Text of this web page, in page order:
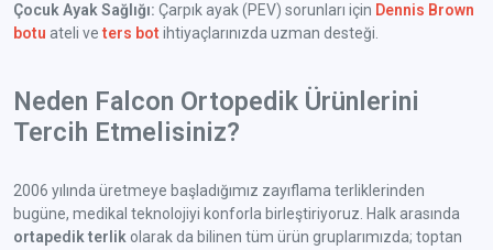
Çocuk Ayak Sağlığı: Çarpık ayak (PEV) sorunları için Dennis Brown
botu ateli veters botihtiyaçlarınızda uzman desteği.
Neden Falcon Ortopedik Ürünlerini
Tercih Etmelisiniz?
2006 yılında üretmeye başladığımız zayıflama terliklerinden
bugüne, medikal teknolojiyi konforla birleştiriyoruz. Halk arasında
ortapedik terlik olarak da bilinen tüm ürün gruplarımızda; toptan